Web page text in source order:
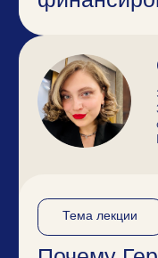
построить
карьеру через